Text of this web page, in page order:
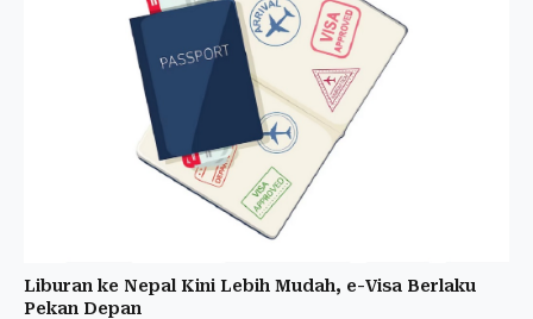
Liburan ke Nepal Kini Lebih Mudah, e-Visa Berlaku
Pekan Depan